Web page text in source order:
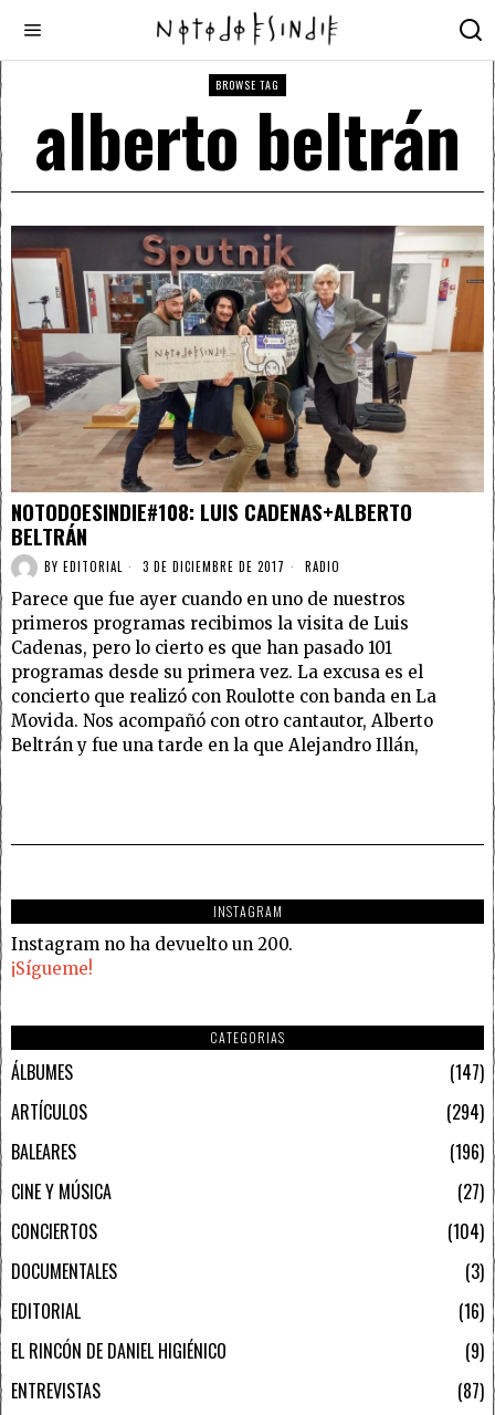
BROWSE TAG
alberto beltrán
NOTODOESINDIE#108: LUIS CADENAS+ALBERTO
BELTRÁN
BY EDITORIAL 3 DE DICIEMBRE DE 2017 RADIO
Parece que fue ayer cuando en uno de nuestros
primeros programas recibimos la visita de Luis
Cadenas, pero lo cierto es que han pasado 101
programas desde su primera vez. La excusa es el
concierto que realizó con Roulotte con banda en La
Movida. Nos acompañó con otro cantautor, Alberto
Beltrán y fue una tarde en la que Alejandro Illán,
INSTAGRAM
Instagram no ha devuelto un 200.
¡Sígueme!
CATEGORIAS
ÁLBUMES
147
ARTÍCULOS
294
BALEARES
196
CINE Y MÚSICA
27
CONCIERTOS
104
DOCUMENTALES
3
EDITORIAL
16
EL RINCÓN DE DANIEL HIGIÉNICO
9
ENTREVISTAS
87